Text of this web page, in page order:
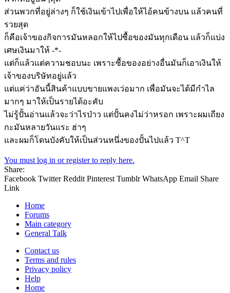
ส่วนพวกที่อยู่ล่างๆ ก็ใช้เงินเข้าไปเพื่อให้ไอ้คนข้างบน แล้วคนที่
รวยสุด
ก็คือเจ้าของกิจการมันหลอกให้ไปซื้อของมันทุกเดือน แล้วก็แบ่ง
เศษเงินมาให้ -*-
แต่ก็แล้วแต่ความชอบนะ เพราะซื้อของอย่างอื่นมันก็เอาเงินให้
เจ้าของบริษัทอยู่แล้ว
แต่แค่ว่าอันนี้สินค้าแบบขายแพงเว่อมาก เพื่อมันจะได้มีกำไล
มากๆ มาให้เป็นรายได้อะคับ
ไม่รู้ปั้นอ่านแล้วจะว่าไรป่าว แต่ปั้นคงไม่ว่าหรอก เพราะผมเถียง
กะมันหลายวันแระ ฮ่าๆ
และผมก็โดนบังคับให้เป็นส่วนหนึ่งของปั้นไปแล้ว T^T
You must log in or register to reply here.
Share:
Facebook Twitter Reddit Pinterest Tumblr WhatsApp Email Share
Link
Home
Forums
Main category
General Talk
Contact us
Terms and rules
Privacy policy
Help
Home